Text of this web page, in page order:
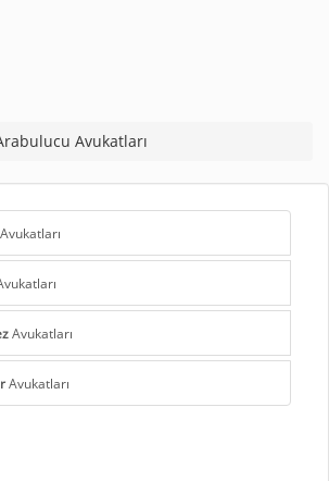
Avukatları
Avukatları
Avukatları
Avukatları